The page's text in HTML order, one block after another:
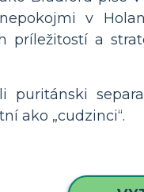
v
príležitostí a
ako „cudzinci“.